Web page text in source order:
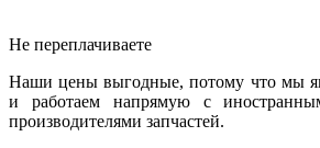
Не переплачиваете
Наши цены выгодные, потому что мы
и работаем напрямую с
производителями запчастей.